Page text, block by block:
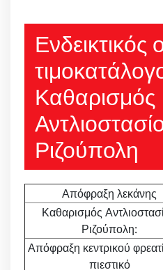
Ενδεικτικός
Καθαρισμός
Ριζούπολη
Απόφραξη λεκάνης
Καθαρισμός
Ριζούπολη:
Απόφραξη κεντρικού
πιεστικό